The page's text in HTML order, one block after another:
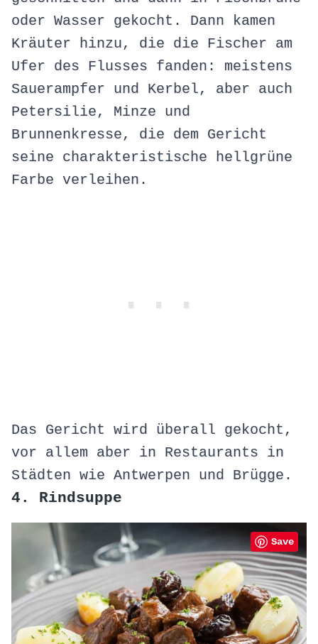
oder Wasser gekocht. Dann kamen
Kräuter hinzu, die die Fischer am
Ufer des Flusses fanden: meistens
Sauerampfer und Kerbel, aber auch
Petersilie, Minze und
Brunnenkresse, die dem Gericht
seine charakteristische hellgrüne
Farbe verleihen.
Das Gericht wird überall gekocht,
vor allem aber in Restaurants in
Städten wie Antwerpen und Brügge.
4. Rindsuppe
Save